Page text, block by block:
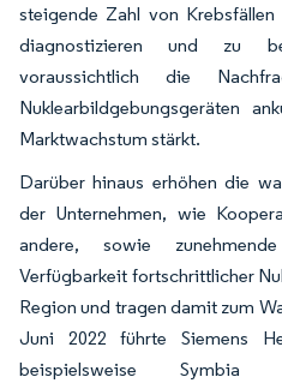
steigende Zahl von
diagnostizieren und zu
voraussichtlich die
Nuklearbildgebungsgeräten
Marktwachstum stärkt.
Darüber hinaus erhöhen die
der Unternehmen, wie
andere, sowie
Verfügbarkeit fortschrittlicher
Region und tragen damit zum
Juni 2022 führte Siemens
beispielsweise